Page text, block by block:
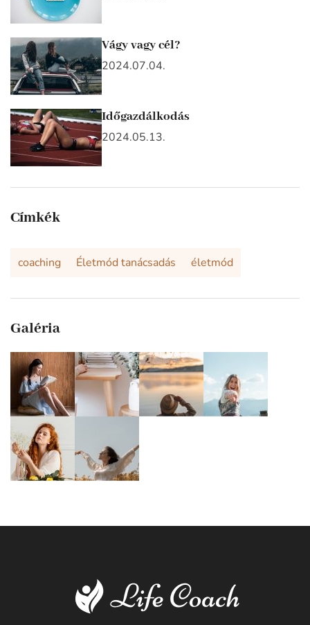
Vágy vagy cél?
2024.07.04.
Időgazdálkodás
2024.05.13.
Címkék
coaching Életmód tanácsadás életmód
Galéria